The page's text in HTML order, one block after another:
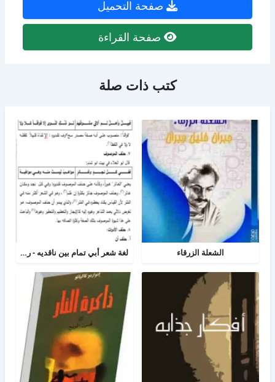
صفحة التحميل
صفحة القراءة
كتب ذات صلة
الشعلة الزرقاء لغة شعر أبي تمام بين ناقديه - رسالة لغه عربية